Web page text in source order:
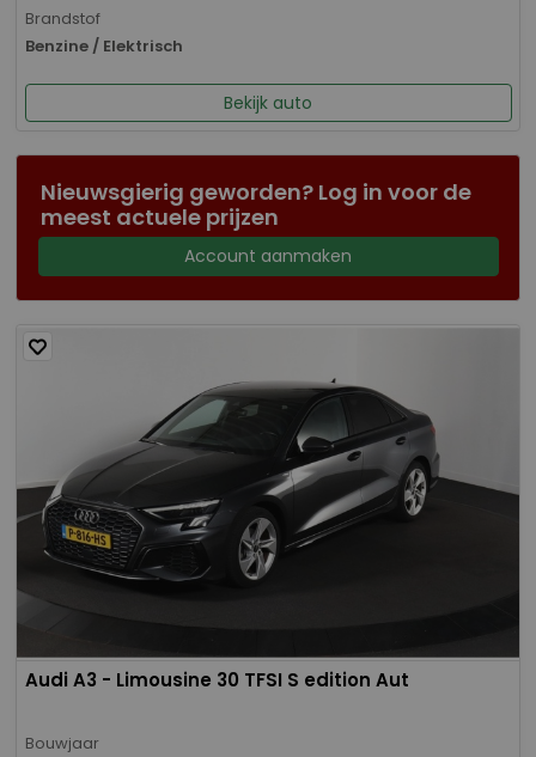
Brandstof
Benzine / Elektrisch
Bekijk auto
Nieuwsgierig geworden? Log in voor de
meest actuele prijzen
Account aanmaken
Audi A3 - Limousine 30 TFSI S edition Aut
Bouwjaar